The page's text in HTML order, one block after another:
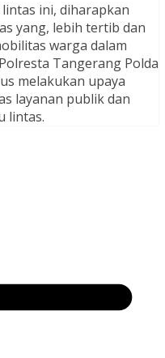
ini, diharapkan
yang, lebih tertib dan
warga dalam
Tangerang Polda
melakukan upaya
layanan publik dan
lintas.